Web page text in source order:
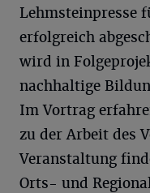
Lehmsteinpresse
erfolgreich
wird in
nachhaltige
Im Vortrag
zu der Arbeit des
Veranstaltung
Orts- und